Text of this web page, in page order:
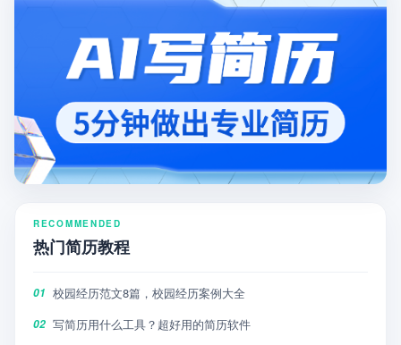
RECOMMENDED
热门简历教程
01 校园经历范文8篇，校园经历案例大全
02 写简历用什么工具？超好用的简历软件